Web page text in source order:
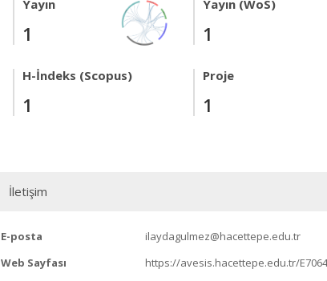
Yayın
1
Yayın (WoS)
1
H-İndeks (Scopus)
1
Proje
1
İletişim
E-posta
ilaydagulmez@hacettepe.edu.tr
Web Sayfası
https://avesis.hacettepe.edu.tr/E7064